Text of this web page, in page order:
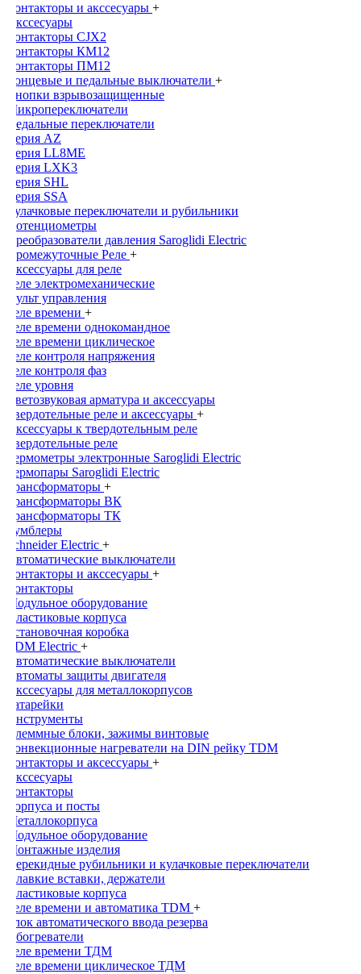
Контакторы и акссесуары +
Акссесуары
Контакторы CJX2
Контакторы КМ12
Контакторы ПМ12
Концевые и педальные выключатели +
Кнопки взрывозащищенные
Микропереключатели
Педальные переключатели
Серия AZ
Серия LL8ME
Серия LXK3
Серия SHL
Серия SSA
Кулачковые переключатели и рубильники
Потенциометры
Преобразователи давления Saroglidi Electric
Промежуточные Реле +
Аксессуары для реле
Реле электромеханические
Пульт управления
Реле времени +
Реле времени однокомандное
Реле времени циклическое
Реле контроля напряжения
Реле контроля фаз
Реле уровня
Светозвуковая арматура и аксессуары
Твердотельные реле и аксессуары +
Аксессуары к твердотельным реле
Твердотельные реле
Термометры электронные Saroglidi Electric
Термопары Saroglidi Electric
Трансформаторы +
Трансформаторы ВК
Трансформаторы ТК
Тумблеры
Schneider Electric +
Автоматические выключатели
Контакторы и акссесуары +
Контакторы
Модульное оборудование
Пластиковые корпуса
Установочная коробка
TDM Electric +
Автоматические выключатели
Автоматы защиты двигателя
Акссесуары для металлокорпусов
Батарейки
Инструменты
Клеммные блоки, зажимы винтовые
Конвекционные нагреватели на DIN рейку TDM
Контакторы и аксессуары +
Акссесуары
Контакторы
Корпуса и посты
Металлокорпуса
Модульное оборудование
Монтажные изделия
Перекидные рубильники и кулачковые переключатели
Плавкие вставки, держатели
Пластиковые корпуса
Реле времени и автоматика TDM +
Блок автоматического ввода резерва
Обогреватели
Реле времени ТДМ
Реле времени циклическое ТДМ